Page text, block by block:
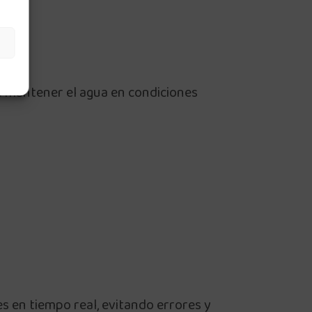
el agua en condiciones
en tiempo real, evitando errores y